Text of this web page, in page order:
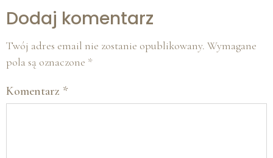
Dodaj komentarz
Twój adres email nie zostanie opublikowany. Wymagane
pola są oznaczone *
Komentarz *